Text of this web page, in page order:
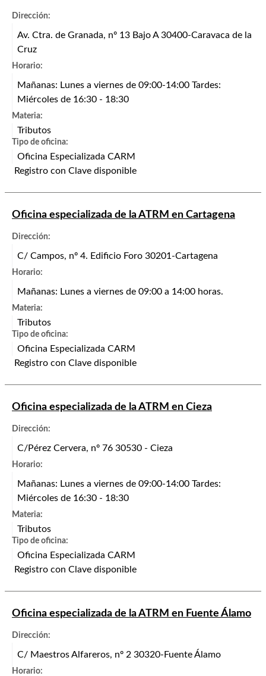
Dirección:
Av. Ctra. de Granada, nº 13 Bajo A 30400-Caravaca de la
Cruz
Horario:
Mañanas: Lunes a viernes de 09:00-14:00 Tardes:
Miércoles de 16:30 - 18:30
Materia:
Tributos
Tipo de oficina:
Oficina Especializada CARM
Registro con Clave disponible
Oficina especializada de la ATRM en Cartagena
Dirección:
C/ Campos, nº 4. Edificio Foro 30201-Cartagena
Horario:
Mañanas: Lunes a viernes de 09:00 a 14:00 horas.
Materia:
Tributos
Tipo de oficina:
Oficina Especializada CARM
Registro con Clave disponible
Oficina especializada de la ATRM en Cieza
Dirección:
C/Pérez Cervera, nº 76 30530 - Cieza
Horario:
Mañanas: Lunes a viernes de 09:00-14:00 Tardes:
Miércoles de 16:30 - 18:30
Materia:
Tributos
Tipo de oficina:
Oficina Especializada CARM
Registro con Clave disponible
Oficina especializada de la ATRM en Fuente Álamo
Dirección:
C/ Maestros Alfareros, nº 2 30320-Fuente Álamo
Horario: